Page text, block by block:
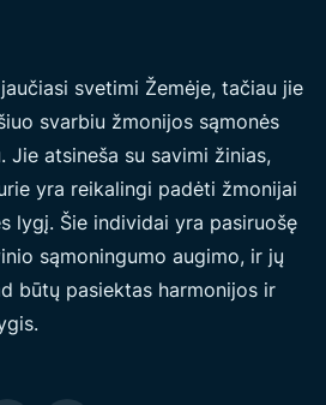
svetimi Žemėje, tačiau jie
svarbiu žmonijos sąmonės
atsineša su savimi žinias,
yra reikalingi padėti žmonijai
lygį. Šie individai yra pasiruošę
sąmoningumo augimo, ir jų
būtų pasiektas harmonijos ir